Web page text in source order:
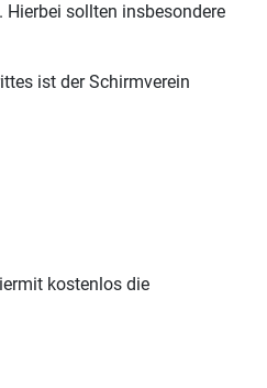
sollten insbesondere
ist der Schirmverein
kostenlos die